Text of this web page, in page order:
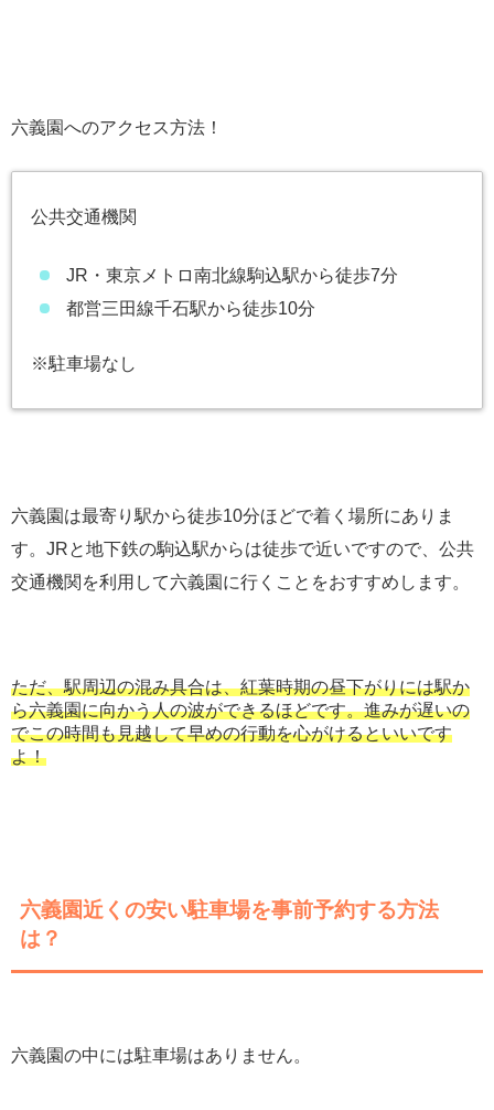
六義園へのアクセス方法！
公共交通機関
JR・東京メトロ南北線駒込駅から徒歩7分
都営三田線千石駅から徒歩10分
※駐車場なし
六義園は最寄り駅から徒歩10分ほどで着く場所にありま
す。JRと地下鉄の駒込駅からは徒歩で近いですので、公共
交通機関を利用して六義園に行くことをおすすめします。
ただ、駅周辺の混み具合は、紅葉時期の昼下がりには駅か
ら六義園に向かう人の波ができるほどです。進みが遅いの
でこの時間も見越して早めの行動を心がけるといいです
よ！
六義園近くの安い駐車場を事前予約する方法
は？
六義園の中には駐車場はありません。